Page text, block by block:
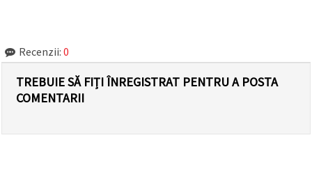
Recenzii: 0
TREBUIE SĂ FIȚI ÎNREGISTRAT PENTRU A POSTA
COMENTARII